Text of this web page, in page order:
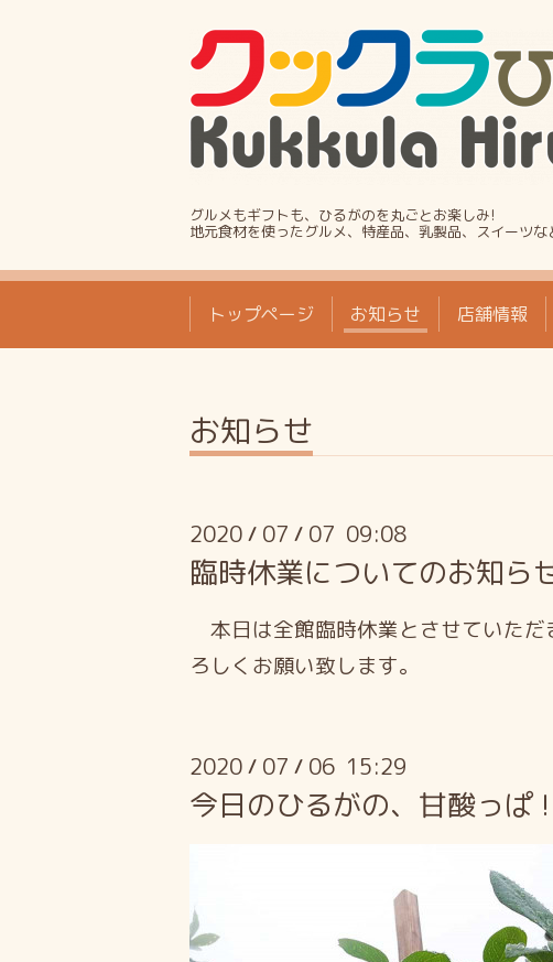
グルメもギフトも、ひるがのを丸ごとお楽しみ!
地元食材を使ったグルメ、特産品、乳製品、スイーツ
トップページ お知らせ 店舗情報
お知らせ
2020 / 07 / 07 09:08
臨時休業についてのお知ら
本日は全館臨時休業とさせていただ
ろしくお願い致します。
2020 / 07 / 06 15:29
今日のひるがの、甘酸っぱ